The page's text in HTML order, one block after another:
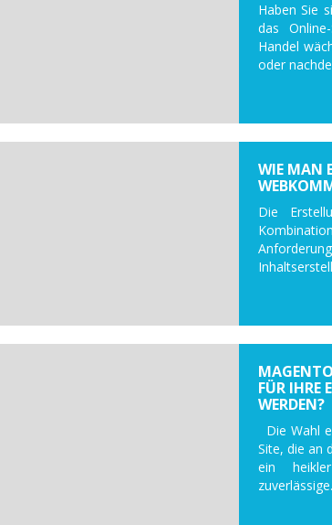
Haben Sie
das
Handel
oder
WIE MAN
Die
FÜR IHRE
WERDEN?
Die Wahl
Site, die an
ein